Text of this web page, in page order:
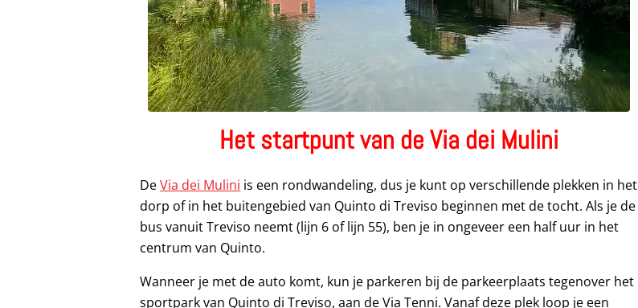
Het startpunt van de Via dei Mulini
DeVia dei Mulini is een rondwandeling, dus je kunt op verschillende plekken in het
dorp of in het buitengebied van Quinto di Treviso beginnen met de tocht. Als je de
bus vanuit Treviso neemt (lijn 6 of lijn 55), ben je in ongeveer een half uur in het
centrum van Quinto.
Wanneer je met de auto komt, kun je parkeren bij de parkeerplaats tegenover het
sportpark van Quinto di Treviso, aan de Via Tenni. Vanaf deze plek loop je een